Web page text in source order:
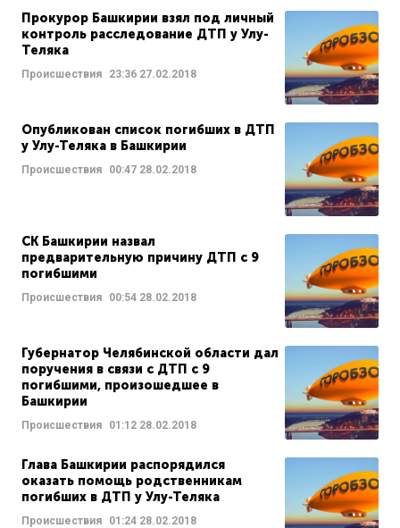
Прокурор Башкирии взял под личный
контроль расследование ДТП у Улу-
Теляка
Происшествия 23:36 27.02.2018
Опубликован список погибших в ДТП
у Улу-Теляка в Башкирии
Происшествия 00:47 28.02.2018
СК Башкирии назвал
предварительную причину ДТП с 9
погибшими
Происшествия 00:54 28.02.2018
Губернатор Челябинской области дал
поручения в связи с ДТП с 9
погибшими, произошедшее в
Башкирии
Происшествия 01:12 28.02.2018
Глава Башкирии распорядился
оказать помощь родственникам
погибших в ДТП у Улу-Теляка
Происшествия 01:24 28.02.2018